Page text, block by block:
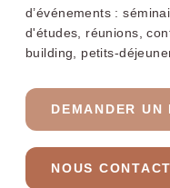
d’événements :
d'études, réunions,
building, petits-
DEMANDER UN
NOUS